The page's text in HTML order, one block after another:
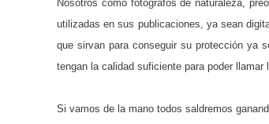
Nosotros como fotógrafos de naturaleza,
utilizadas en sus publicaciones, ya sean
que sirvan para conseguir su protección ya
tengan la calidad suficiente para poder
Si vamos de la mano todos saldremos